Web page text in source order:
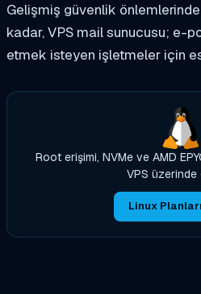
Gelişmiş güvenlik
kadar, VPS mail sunucusu; e-
etmek isteyen işletmeler için
Root erişimi, NVMe ve AMD
VPS üzerinde
Linux